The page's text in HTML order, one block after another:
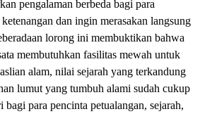
pengalaman berbeda bagi para
dan ingin merasakan langsung
lorong ini membuktikan bahwa
membutuhkan fasilitas mewah untuk
alam, nilai sejarah yang terkandung
lumut yang tumbuh alami sudah cukup
bagi para pencinta petualangan, sejarah,